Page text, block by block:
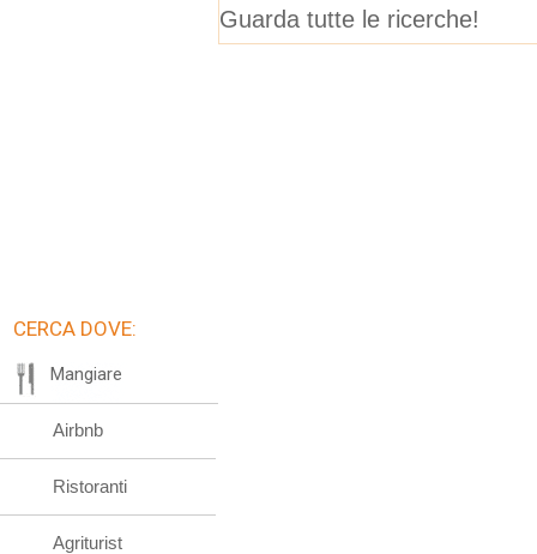
Guarda tutte le ricerche!
CERCA DOVE:
Mangiare
Airbnb
Ristoranti
Agriturist